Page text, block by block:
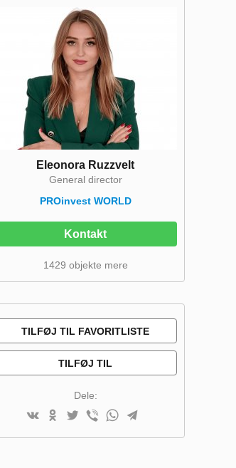
Eleonora Ruzzvelt
General director
PROinvest WORLD
Kontakt
1429 objekte mere
TILFØJ TIL FAVORITLISTE
TILFØJ TIL
Dele: